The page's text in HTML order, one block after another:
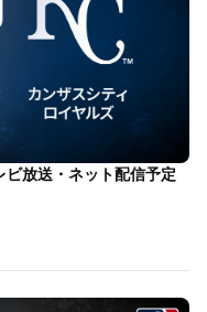
ビ放送・ネット配信予定